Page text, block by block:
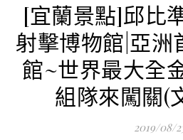
[宜蘭景點]邱比
射擊博物館|亞洲
館~世界最大全
組隊來闖關(
2019/08/